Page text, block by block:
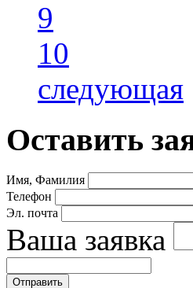
9
10
следующая
Оставить
Имя, Фамилия
Телефон
Эл. почта
Ваша заявка